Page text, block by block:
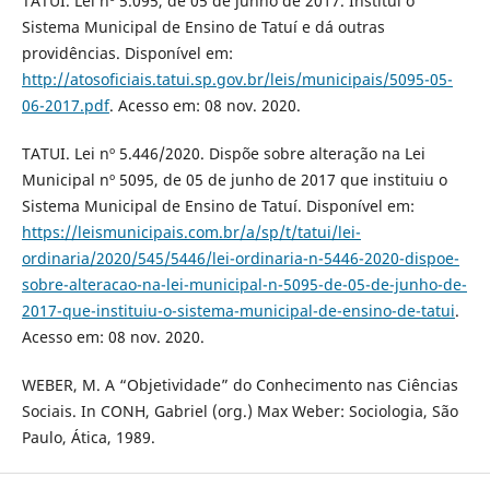
Sistema Municipal de Ensino de Tatuí e dá outras
providências. Disponível em:
http://atosoficiais.tatui.sp.gov.br/leis/municipais/5095-05-
06-2017.pdf. Acesso em: 08 nov. 2020.
TATUI. Lei nº 5.446/2020. Dispõe sobre alteração na Lei
Municipal nº 5095, de 05 de junho de 2017 que instituiu o
Sistema Municipal de Ensino de Tatuí. Disponível em:
https://leismunicipais.com.br/a/sp/t/tatui/lei-
ordinaria/2020/545/5446/lei-ordinaria-n-5446-2020-dispoe-
sobre-alteracao-na-lei-municipal-n-5095-de-05-de-junho-de-
2017-que-instituiu-o-sistema-municipal-de-ensino-de-tatui.
Acesso em: 08 nov. 2020.
WEBER, M. A “Objetividade” do Conhecimento nas Ciências
Sociais. In CONH, Gabriel (org.) Max Weber: Sociologia, São
Paulo, Ática, 1989.